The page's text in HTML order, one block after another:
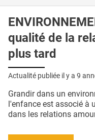
qualité de la
plus tard
Actualité publiée il y a 9
Grandir dans un
l'enfance est associé à
dans les relations